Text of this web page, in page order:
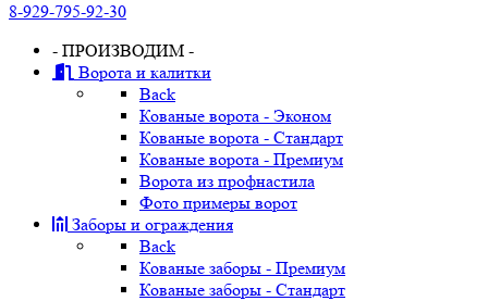
8-929-795-92-30
- ПРОИЗВОДИМ -
Ворота и калитки
Back
Кованые ворота - Эконом
Кованые ворота - Стандарт
Кованые ворота - Премиум
Ворота из профнастила
Фото примеры ворот
Заборы и ограждения
Back
Кованые заборы - Премиум
Кованые заборы - Стандарт